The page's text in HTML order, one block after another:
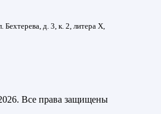
Бехтерева, д. 3, к. 2, литера Х,
Все права защищены